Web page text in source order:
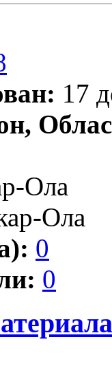
17
Ола
Ола
0
0